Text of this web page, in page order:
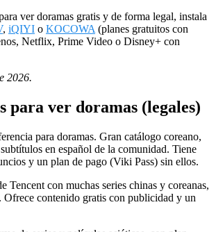
ver doramas gratis y de forma legal, instala
, iQIYI o KOCOWA (planes gratuitos con
Netflix, Prime Video o Disney+ con
2026.
para ver doramas (legales)
para doramas. Gran catálogo coreano,
en español de la comunidad. Tiene
y un plan de pago (Viki Pass) sin ellos.
Tencent con muchas series chinas y coreanas,
Ofrece contenido gratis con publicidad y un